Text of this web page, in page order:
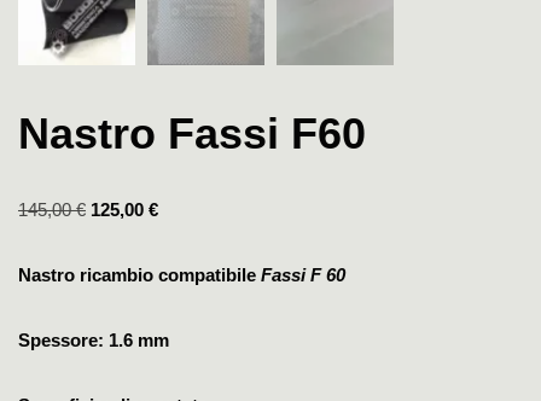
Nastro Fassi F60
145,00€ 125,00 €
Nastro ricambio compatibile Fassi F 60
Spessore: 1.6 mm